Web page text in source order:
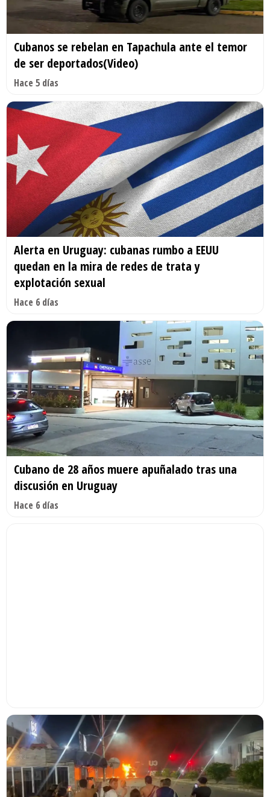
Cubanos se rebelan en Tapachula ante el temor
de ser deportados(Video)
Hace 5 días
Alerta en Uruguay: cubanas rumbo a EEUU
quedan en la mira de redes de trata y
explotación sexual
Hace 6 días
Cubano de 28 años muere apuñalado tras una
discusión en Uruguay
Hace 6 días